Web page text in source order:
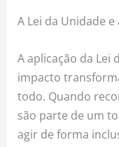
A Lei da Unidade
A aplicação da
impacto
todo. Quando
são parte de um
agir de forma